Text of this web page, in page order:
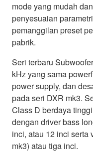
mode yang mudah
penyesuaian
pemanggilan preset
pabrik.
Seri terbaru
kHz yang sama
power supply, dan
pada seri DXR mk3.
Class D berdaya
dengan driver bass
inci, atau 12 inci serta
mk3) atau tiga inci.